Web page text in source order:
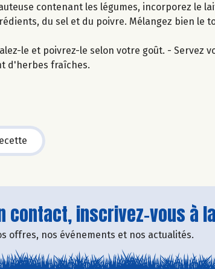
contenant les légumes, incorporez le
du sel et du poivre. Mélangez bien le
le et poivrez-le selon votre goût. - Servez
d'herbes fraîches.
contact, inscrivez-vous à
offres, nos événements et nos actualités.